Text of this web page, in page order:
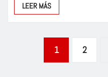
LEER MÁS
Paginación
1 2